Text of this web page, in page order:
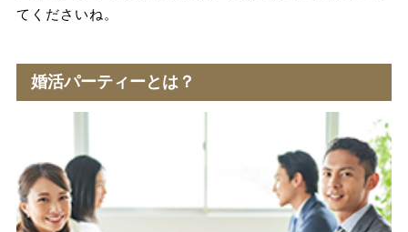
てくださいね。
婚活パーティーとは？